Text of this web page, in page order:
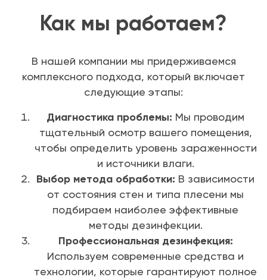
Как мы работаем?
В нашей компании мы придерживаемся
комплексного подхода, который включает
следующие этапы:
Диагностика проблемы: Мы проводим
тщательный осмотр вашего помещения,
чтобы определить уровень зараженности
и источники влаги.
Выбор метода обработки: В зависимости
от состояния стен и типа плесени мы
подбираем наиболее эффективные
методы дезинфекции.
Профессиональная дезинфекция:
Используем современные средства и
технологии, которые гарантируют полное